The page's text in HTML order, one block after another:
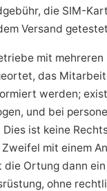
die SIM-
Versand
mit mehreren
das
werden;
und bei
Dies ist keine
mit einem
Ortung dann
ohne